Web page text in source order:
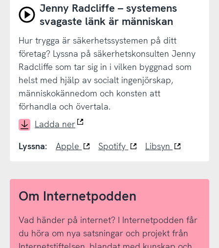
Spela
avsnitt
Jenny
Radcliffe
–
systemens
svagaste
länk
är
människan
Jenny Radcliffe – systemens
svagaste länk är människan
Hur trygga är säkerhetssystemen på ditt
företag? Lyssna på säkerhetskonsulten Jenny
Radcliffe som tar sig in i vilken byggnad som
helst med hjälp av socialt ingenjörskap,
människokännedom och konsten att
förhandla och övertala.
Ladda ner
Lyssna:
Apple Spotify Libsyn
Om Internetpodden
Vad händer på internet? I Internetpodden får
du höra om nya satsningar och projekt från